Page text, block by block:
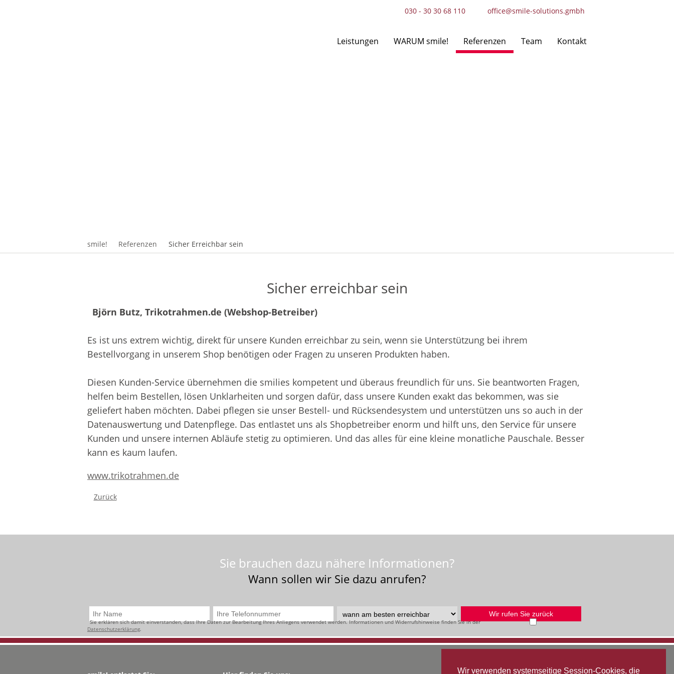
Wir verwenden systemseitige Session-Cookies, die
030 - 30 30 68 110 office@smile-solutions.gmbh
Navigation
Leistungen WARUM smile! Referenzen Team Kontakt
smile! Referenzen Sicher Erreichbar sein
Sicher erreichbar sein
Björn Butz, Trikotrahmen.de (Webshop-Betreiber)
Es ist uns extrem wichtig, direkt für unsere Kunden erreichbar zu sein, wenn sie Unterstützung bei ihrem
Bestellvorgang in unserem Shop benötigen oder Fragen zu unseren Produkten haben.
Diesen Kunden-Service übernehmen die smilies kompetent und überaus freundlich für uns. Sie beantworten Fragen,
helfen beim Bestellen, lösen Unklarheiten und sorgen dafür, dass unsere Kunden exakt das bekommen, was sie
geliefert haben möchten. Dabei pflegen sie unser Bestell- und Rücksendesystem und unterstützen uns so auch in der
Datenauswertung und Datenpflege. Das entlastet uns als Shopbetreiber enorm und hilft uns, den Service für unsere
Kunden und unsere internen Abläufe stetig zu optimieren. Und das alles für eine kleine monatliche Pauschale. Besser
kann es kaum laufen.
www.trikotrahmen.de
Zurück
Sie brauchen dazu nähere Informationen?
Wann sollen wir Sie dazu anrufen?
Sie erklären sich damit einverstanden, dass Ihre Daten zur Bearbeitung Ihres Anliegens verwendet werden. Informationen und Widerrufshinweise finden Sie in der
Datenschutzerklärung.